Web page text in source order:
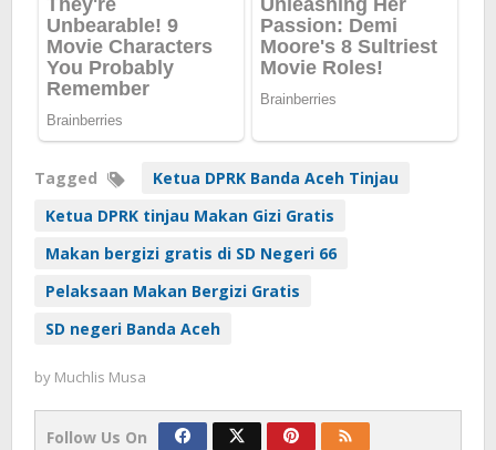
Tagged
Ketua DPRK Banda Aceh Tinjau
Ketua DPRK tinjau Makan Gizi Gratis
Makan bergizi gratis di SD Negeri 66
Pelaksaan Makan Bergizi Gratis
SD negeri Banda Aceh
by Muchlis Musa
Follow Us On